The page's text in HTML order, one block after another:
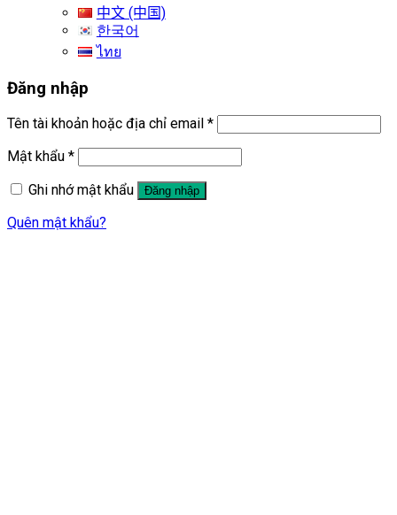
中文 (中国)
한국어
ไทย
Đăng nhập
Tên tài khoản hoặc địa chỉ email *
Mật khẩu *
Ghi nhớ mật khẩu
Đăng nhập
Quên mật khẩu?